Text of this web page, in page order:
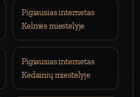
Pigiausias internetas
Kelmės miestelyje
Pigiausias internetas
Kėdainių miestelyje